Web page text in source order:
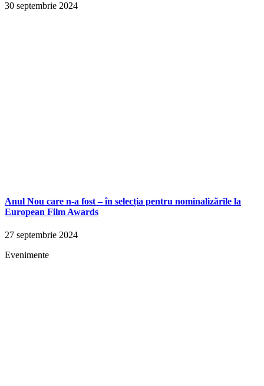
30 septembrie 2024
Anul Nou care n-a fost – în selecția pentru nominalizările la
European Film Awards
27 septembrie 2024
Evenimente